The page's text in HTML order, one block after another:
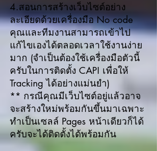
4.สอนการสร้างเว็บไซต์อย่าง
ละเอียดด้วยเครื่องมือ No code
คุณและทีมงานสามารถเข้าไป
แก้ไขเองได้ตลอดเวลาใช้งานง่าย
มาก (จำเป็นต้องใช้เครื่องมือตัวนี้
ครับในการติดตั้ง CAPI เพื่อให้
Tracking ได้อย่างแม่นยำ)
** กรณีคุณมีเว็บไซต์อยู่แล้วอาจ
จะสร้างใหม่พร้อมกันขึ้นมาเฉพาะ
ทำเป็นเซลล์ Pages หน้าเดียวก็ได้
ครับจะได้ติดตั้งได้พร้อมกัน